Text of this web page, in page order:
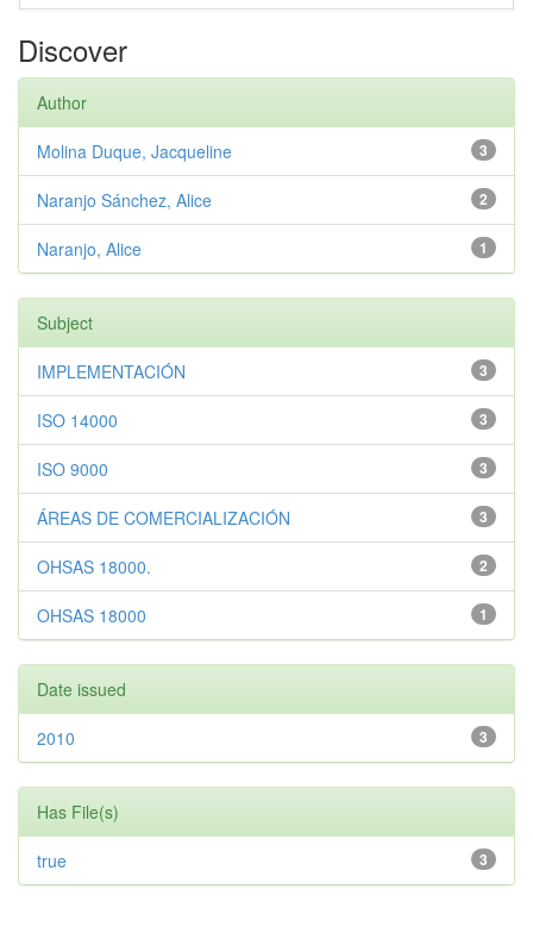
Discover
Author
3
Molina Duque, Jacqueline
2
Naranjo Sánchez, Alice
1
Naranjo, Alice
Subject
3
IMPLEMENTACIÓN
3
ISO 14000
3
ISO 9000
3
ÁREAS DE COMERCIALIZACIÓN
2
OHSAS 18000.
1
OHSAS 18000
Date issued
3
2010
Has File(s)
3
true